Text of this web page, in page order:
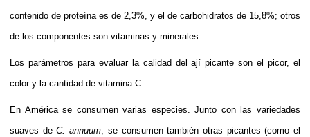
contenido de proteína es de 2,3%, y el de carbohidratos de 15,8%; otros
de los componentes son vitaminas y minerales.
Los parámetros para evaluar la calidad del ají picante son el picor, el
color y la cantidad de vitamina C
En Américase consumen varias especies. Junto con las variedades
suaves deC. annuum , se consumen también otras picantes (como el